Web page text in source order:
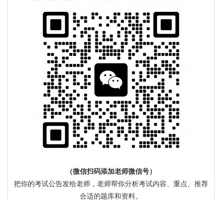
（微信扫码添加老师微信号）
把你的考试公告发给老师，老师帮你分析考试内容、重点、推荐
合适的题库和资料。